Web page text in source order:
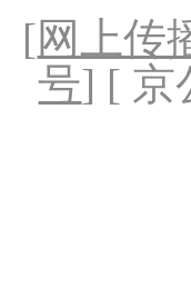
[网上传
号] [ 京